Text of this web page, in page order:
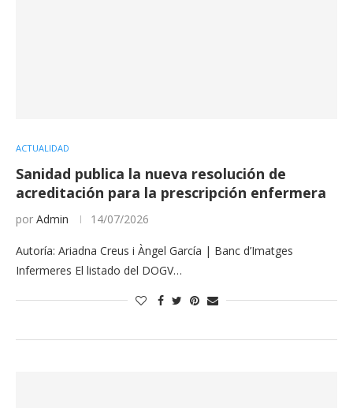
ACTUALIDAD
Sanidad publica la nueva resolución de
acreditación para la prescripción enfermera
por Admin 14/07/2026
Autoría: Ariadna Creus i Àngel García | Banc d’Imatges
Infermeres El listado del DOGV…